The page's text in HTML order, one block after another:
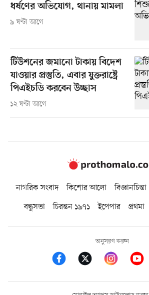
ধর্ষণের অভিযোগ, থানায় মামলা
৯ ঘণ্টা আগে
টিউশনের জমানো টাকায় বিদেশ
যাওয়ার প্রস্তুতি, এবার যুক্তরাষ্ট্রে
পিএইচডি করবেন উচ্ছাস
১২ ঘণ্টা আগে
নাগরিক সংবাদ কিশোর আলো বিজ্ঞানচিন্তা
বন্ধুসভা
চিরন্তন ১৯৭১ ইপেপার প্রথমা
অনুসরণ করুন